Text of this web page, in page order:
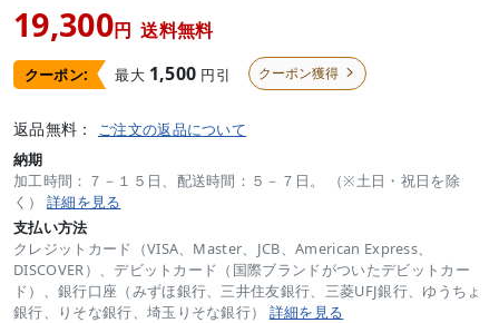
19,300円 送料無料
クーポン: 最大 1,500 円引 クーポン獲得 
返品無料： ご注文の返品について
納期
加工時間：７－１５日、配送時間：５－７日。 （※土日・祝日を除
く） 詳細を見る
支払い方法
クレジットカード（VISA、Master、JCB、American Express、
DISCOVER）、デビットカード（国際ブランドがついたデビットカー
ド）、銀行口座（みずほ銀行、三井住友銀行、三菱UFJ銀行、ゆうちょ
銀行、りそな銀行、埼玉りそな銀行） 詳細を見る